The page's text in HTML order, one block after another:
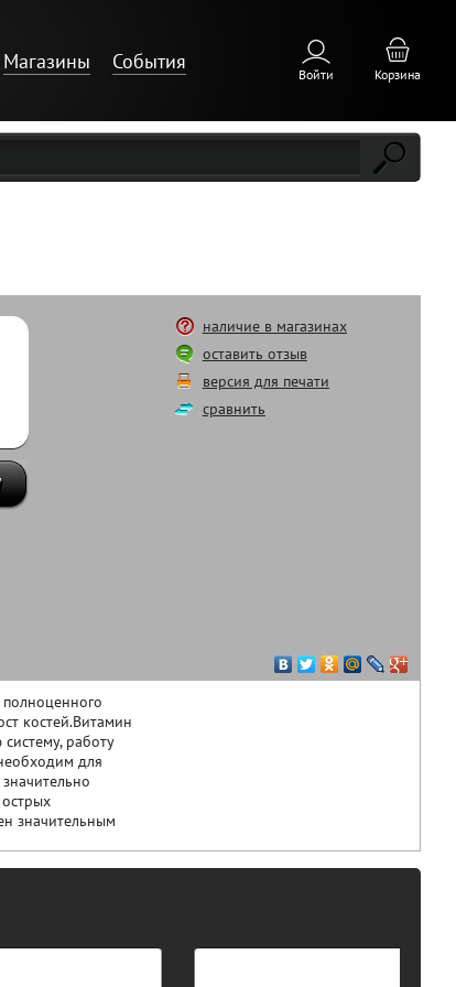
Магазины События
Войти Корзина
наличие в магазинах
оставить отзыв
версия для печати
сравнить
костей.Витамин
работу
для
значительным